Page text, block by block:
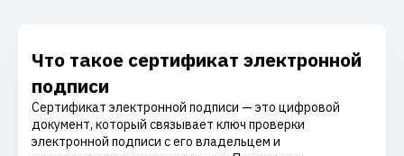
Что такое сертификат электронной
подписи
Сертификат электронной подписи — это цифровой
документ, который связывает ключ проверки
электронной подписи с его владельцем и